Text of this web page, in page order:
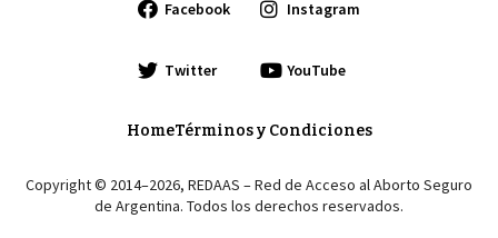
Facebook Instagram
Twitter YouTube
HomeTérminos y Condiciones
Copyright © 2014–2026, REDAAS – Red de Acceso al Aborto Seguro
de Argentina. Todos los derechos reservados.